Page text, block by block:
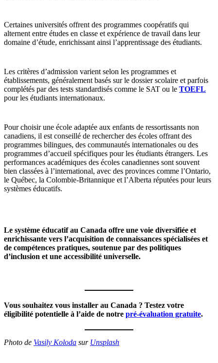
Certaines universités offrent des programmes coopératifs qui
alternent entre études en classe et expérience de travail dans leur
domaine d’étude, enrichissant ainsi l’apprentissage des étudiants.
Les critères d’admission varient selon les programmes et
établissements, généralement basés sur le dossier scolaire et parfois
complétés par des tests standardisés comme le SAT ou le TOEFL
pour les étudiants internationaux.
Pour choisir une école adaptée aux enfants de ressortissants non
canadiens, il est conseillé de rechercher des écoles offrant des
programmes bilingues, des communautés internationales ou des
programmes d’accueil spécifiques pour les étudiants étrangers. Les
performances académiques des écoles canadiennes sont souvent
bien classées à l’international, avec des provinces comme l’Ontario,
le Québec, la Colombie-Britannique et l’Alberta réputées pour leurs
systèmes éducatifs.
Le système éducatif au Canada offre une voie diversifiée et
enrichissante vers l’acquisition de connaissances spécialisées et
de compétences pratiques, soutenue par des politiques
d’inclusion et une accessibilité universelle.
Vous souhaitez vous installer au Canada ? Testez votre
éligibilité potentielle à l’aide de notre pré-évaluation gratuite.
Photo de Vasily Koloda sur Unsplash